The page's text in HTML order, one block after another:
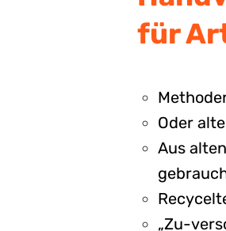
für
Oder
Aus
„Zu-